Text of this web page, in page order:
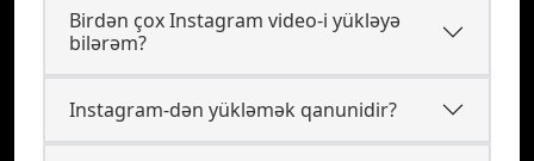
Birdən çox Instagram video-i yükləyə
bilərəm?
Instagram-dən yükləmək qanunidir?